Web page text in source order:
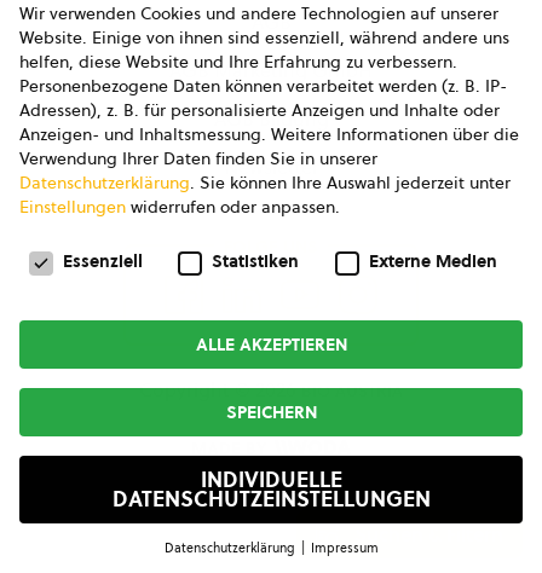
AGB
AGB Marketing GmbH
AGB Bildung
Newsletter
Copyright © 2026bio austria
Wir verwenden Cookies und andere Technologien auf unserer
Website. Einige von ihnen sind essenziell, während andere uns
helfen, diese Website und Ihre Erfahrung zu verbessern.
Personenbezogene Daten können verarbeitet werden (z. B. IP-
Adressen), z. B. für personalisierte Anzeigen und Inhalte oder
Anzeigen- und Inhaltsmessung. Weitere Informationen über die
Verwendung Ihrer Daten finden Sie in unserer
Datenschutzerklärung. Sie können Ihre Auswahl jederzeit unter
Einstellungen widerrufen oder anpassen.
Datenschutzeinstellungen
Essenziell Statistiken Externe Medien
ALLE AKZEPTIEREN
SPEICHERN
INDIVIDUELLE
DATENSCHUTZEINSTELLUNGEN
Datenschutzerklärung Impressum